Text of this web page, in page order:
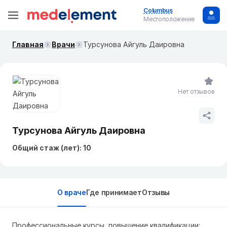
Columbus
Местоположение
Главная Врачи Турсунова Айгуль Даировна
Турсунова Айгуль Даировна
Общий стаж (лет): 10
Нет отзывов
О врачеГде принимаетОтзывы
Профессиональные курсы, повышение квалификации: